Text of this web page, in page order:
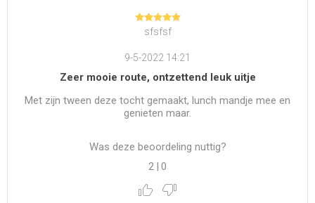
sfsfsf
9-5-2022 14:21
Zeer mooie route, ontzettend leuk uitje
Met zijn tween deze tocht gemaakt, lunch mandje mee en
genieten maar.
Was deze beoordeling nuttig?
2 | 0